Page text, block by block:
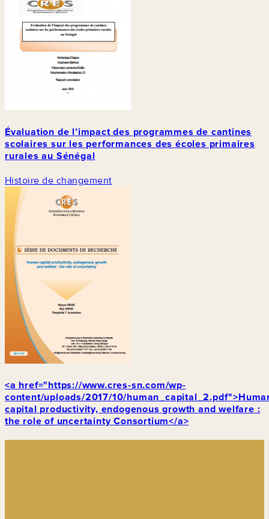
Évaluation de l’impact des programmes de cantines
scolaires sur les performances des écoles primaires
rurales au Sénégal
Histoire de changement
<a href="https://www.cres-sn.com/wp-
content/uploads/2017/10/
capital productivity, endogenous growth and welfare :
the role of uncertainty Consortium</a>